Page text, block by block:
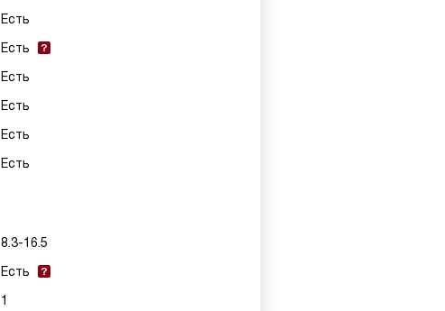
Есть
Есть
Есть
Есть
Есть
Есть
8.3-16.5
Есть
1